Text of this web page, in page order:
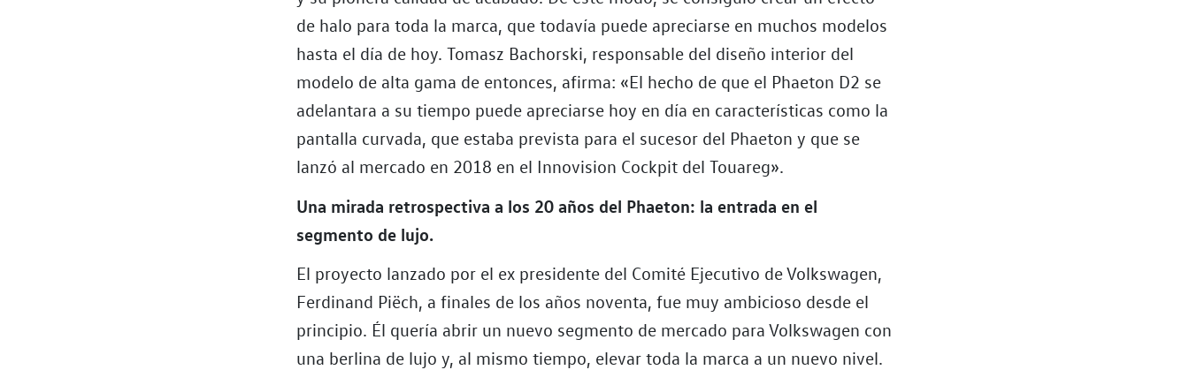
de halo para toda la marca, que todavía puede apreciarse en muchos modelos
hasta el día de hoy. Tomasz Bachorski, responsable del diseño interior del
modelo de alta gama de entonces, afirma: «El hecho de que el Phaeton D2 se
adelantara a su tiempo puede apreciarse hoy en día en características como la
pantalla curvada, que estaba prevista para el sucesor del Phaeton y que se
lanzó al mercado en 2018 en el Innovision Cockpit del Touareg».
Una mirada retrospectiva a los 20 años del Phaeton: la entrada en el
segmento de lujo.
El proyecto lanzado por el ex presidente del Comité Ejecutivo de Volkswagen,
Ferdinand Piëch, a finales de los años noventa, fue muy ambicioso desde el
principio. Él quería abrir un nuevo segmento de mercado para Volkswagen con
una berlina de lujo y, al mismo tiempo, elevar toda la marca a un nuevo nivel.